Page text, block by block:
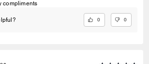
compliments
0 0